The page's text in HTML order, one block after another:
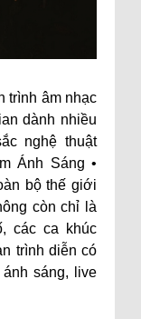
trình âm nhạc
dành nhiều
nghệ thuật
Ánh Sáng •
bộ thế giới
còn chỉ là
các ca khúc
trình diễn có
sáng, live